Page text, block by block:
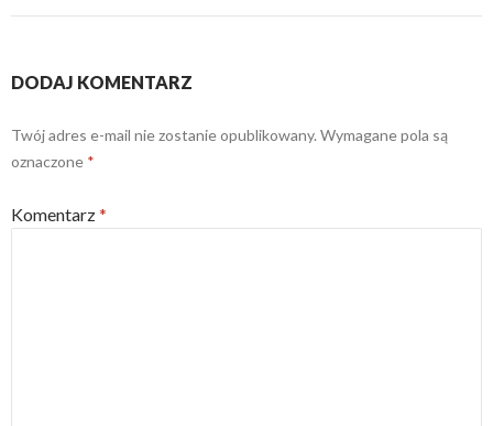
DODAJ KOMENTARZ
Twój adres e-mail nie zostanie opublikowany. Wymagane pola są
oznaczone *
Komentarz*